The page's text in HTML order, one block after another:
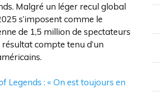
Malgré un léger recul global
s’imposent comme le
de 1,5 million de spectateurs
compte tenu d’un
Legends : « On est toujours en